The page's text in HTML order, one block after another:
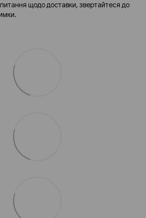
щодо доставки, звертайтеся до